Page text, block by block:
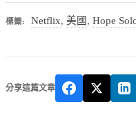
標籤: Netflix,美國 ,Hope
分享這篇文章